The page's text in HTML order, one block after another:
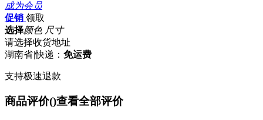
成为会员
促销 领取
选择颜色 尺寸
请选择收货地址
湖南省|快递： 免运费
支持极速退款
商品评价()查看全部评价